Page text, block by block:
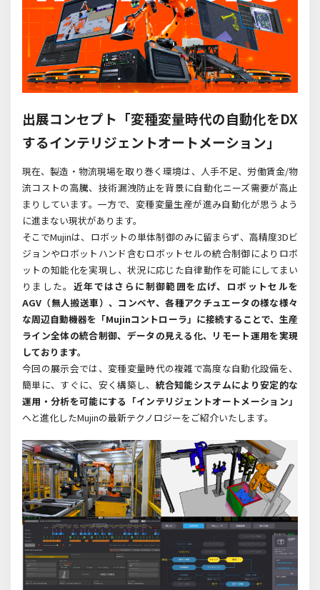
出展コンセプト「変種変量時代の自動化をDX
するインテリジェントオートメーション」
現在、製造・物流現場を取り巻く環境は、人手不足、労働賃金/物
流コストの高騰、技術漏洩防止を背景に自動化ニーズ需要が高止
まりしています。一方で、変種変量生産が進み自動化が思うよう
に進まない現状があります。
そこでMujinは、ロボットの単体制御のみに留まらず、高精度3Dビ
ジョンやロボットハンド含むロボットセルの統合制御によりロボ
ットの知能化を実現し、状況に応じた自律動作を可能にしてまい
りました。 近年ではさらに制御範囲を広げ、ロボットセルを
AGV（無人搬送車）、コンベヤ、各種アクチュエータの様な様々
な周辺自動機器を「Mujinコントローラ」に接続することで、生産
ライン全体の統合制御、データの見える化、リモート運用を実現
しております。
今回の展示会では、変種変量時代の複雑で高度な自動化設備を、
簡単に、すぐに、安く構築し、 統合知能システムにより安定的な
運用・分析を可能にする「インテリジェントオートメーション」
へと進化したMujinの最新テクノロジーをご紹介いたします。